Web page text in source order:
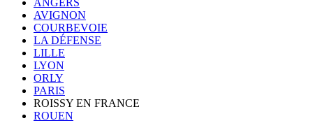
ANGERS
AVIGNON
COURBEVOIE
LA DÉFENSE
LILLE
LYON
ORLY
PARIS
ROISSY EN FRANCE
ROUEN